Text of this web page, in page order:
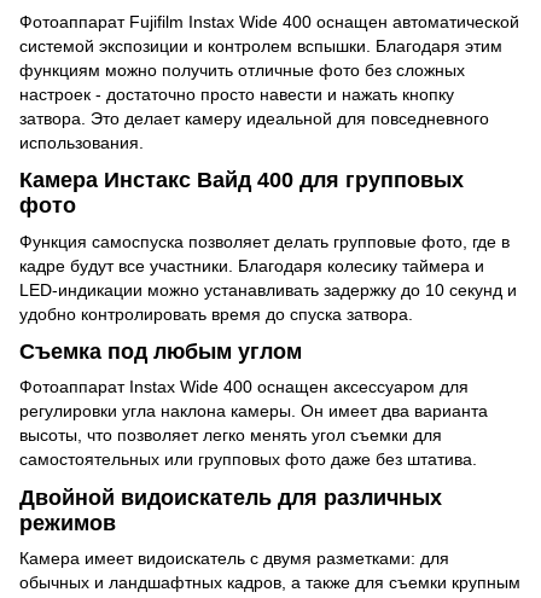
Фотоаппарат Fujifilm Instax Wide 400 оснащен автоматической
системой экспозиции и контролем вспышки. Благодаря этим
функциям можно получить отличные фото без сложных
настроек - достаточно просто навести и нажать кнопку
затвора. Это делает камеру идеальной для повседневного
использования.
Камера Инстакс Вайд 400 для групповых
фото
Функция самоспуска позволяет делать групповые фото, где в
кадре будут все участники. Благодаря колесику таймера и
LED-индикации можно устанавливать задержку до 10 секунд и
удобно контролировать время до спуска затвора.
Съемка под любым углом
Фотоаппарат Instax Wide 400 оснащен аксессуаром для
регулировки угла наклона камеры. Он имеет два варианта
высоты, что позволяет легко менять угол съемки для
самостоятельных или групповых фото даже без штатива.
Двойной видоискатель для различных
режимов
Камера имеет видоискатель с двумя разметками: для
обычных и ландшафтных кадров, а также для съемки крупным